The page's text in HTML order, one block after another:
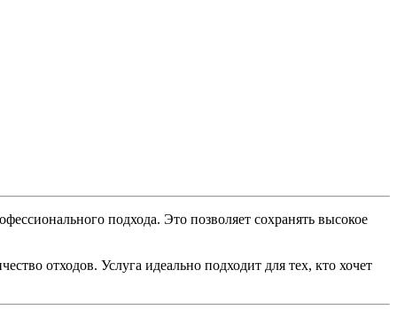
подхода. Это позволяет сохранять высокое
отходов. Услуга идеально подходит для тех, кто хочет